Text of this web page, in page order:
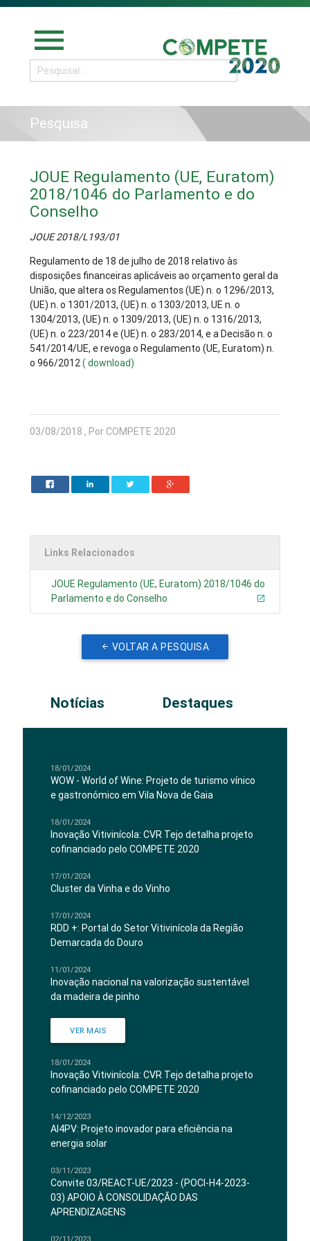
menu
Pesquisa
JOUE Regulamento (UE, Euratom)
2018/1046 do Parlamento e do
Conselho
JOUE 2018/L193/01
Regulamento de 18 de julho de 2018 relativo às
disposições financeiras aplicáveis ao orçamento geral da
União, que altera os Regulamentos (UE) n. o 1296/2013,
(UE) n. o 1301/2013, (UE) n. o 1303/2013, UE n. o
1304/2013, (UE) n. o 1309/2013, (UE) n. o 1316/2013,
(UE) n. o 223/2014 e (UE) n. o 283/2014, e a Decisão n. o
541/2014/UE, e revoga o Regulamento (UE, Euratom) n.
o 966/2012( download)
03/08/2018 , Por COMPETE 2020
Links Relacionados
JOUE Regulamento (UE, Euratom) 2018/1046 do
Parlamento e do Conselho
VOLTAR A PESQUISA
Notícias Destaques
18/01/2024
WOW - World of Wine: Projeto de turismo vínico
e gastronómico em Vila Nova de Gaia
18/01/2024
Inovação Vitivinícola: CVR Tejo detalha projeto
cofinanciado pelo COMPETE 2020
17/01/2024
Cluster da Vinha e do Vinho
17/01/2024
RDD +: Portal do Setor Vitivinícola da Região
Demarcada do Douro
11/01/2024
Inovação nacional na valorização sustentável
da madeira de pinho
VER MAIS
18/01/2024
Inovação Vitivinícola: CVR Tejo detalha projeto
cofinanciado pelo COMPETE 2020
14/12/2023
AI4PV: Projeto inovador para eficiência na
energia solar
03/11/2023
Convite 03/REACT-UE/2023 - (POCI-H4-2023-
03) APOIO À CONSOLIDAÇÃO DAS
APRENDIZAGENS
02/11/2023